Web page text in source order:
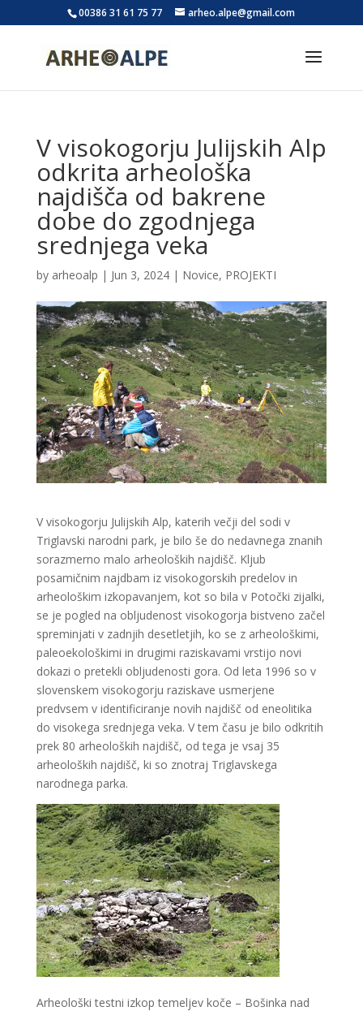
00386 31 61 75 77 arheo.alpe@gmail.com
V visokogorju Julijskih Alp
odkrita arheološka
najdišča od bakrene
dobe do zgodnjega
srednjega veka
by arheoalp | Jun 3, 2024| Novice, PROJEKTI
V visokogorju Julijskih Alp, katerih večji del sodi v
Triglavski narodni park, je bilo še do nedavnega znanih
sorazmerno malo arheoloških najdišč. Kljub
posamičnim najdbam iz visokogorskih predelov in
arheološkim izkopavanjem, kot so bila v Potočki zijalki,
se je pogled na obljudenost visokogorja bistveno začel
spreminjati v zadnjih desetletjih, ko se z arheološkimi,
paleoekološkimi in drugimi raziskavami vrstijo novi
dokazi o pretekli obljudenosti gora. Od leta 1996 so v
slovenskem visokogorju raziskave usmerjene
predvsem v identificiranje novih najdišč od eneolitika
do visokega srednjega veka. V tem času je bilo odkritih
prek 80 arheoloških najdišč, od tega je vsaj 35
arheoloških najdišč, ki so znotraj Triglavskega
narodnega parka.
Arheološki testni izkop temeljev koče – Bošinka nad